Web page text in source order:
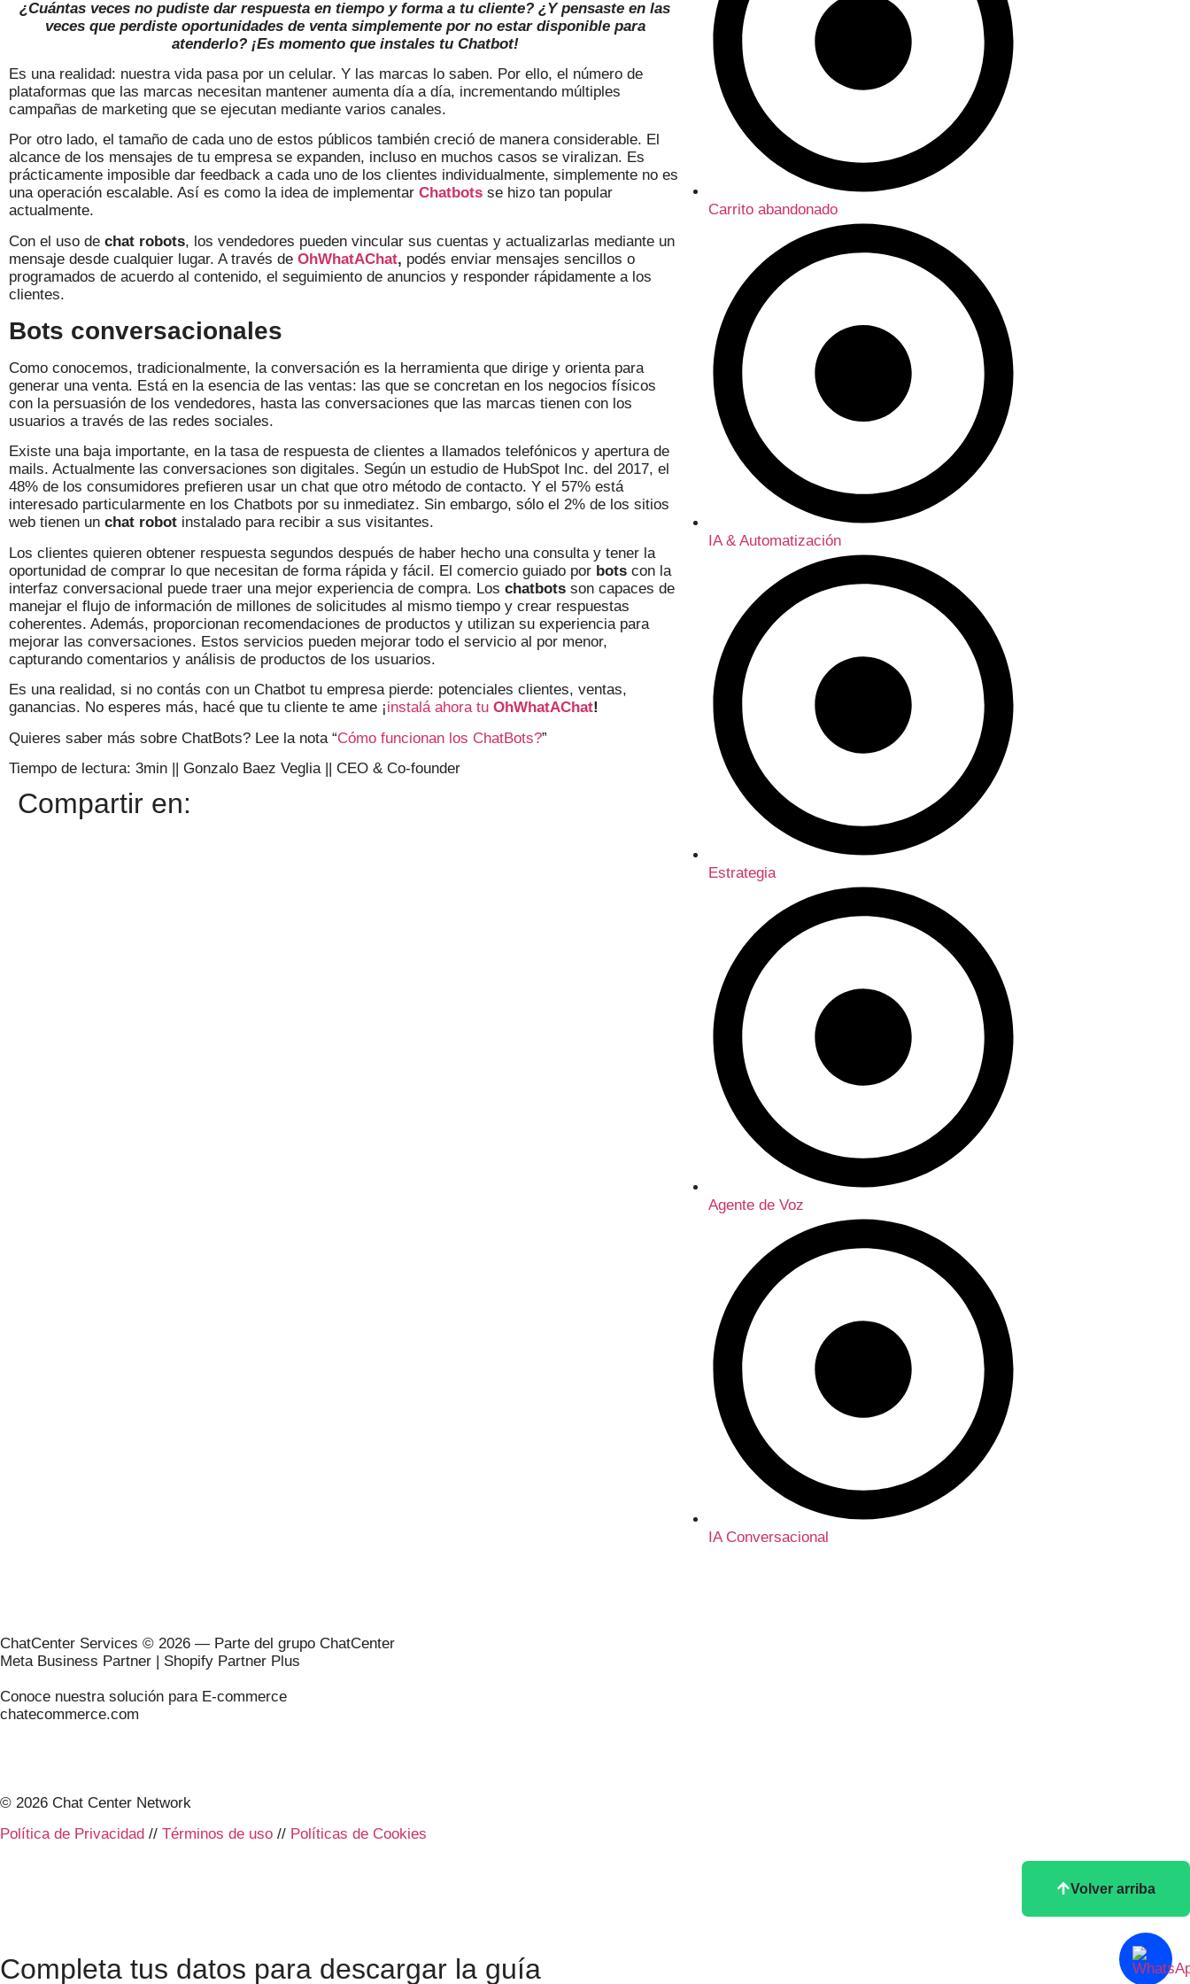
¿Cuántas veces no pudiste dar respuesta en tiempo y forma a tu cliente? ¿Y pensaste en las
veces que perdiste oportunidades de venta simplemente por no estar disponible para
atenderlo? ¡Es momento que instales tu Chatbot!
Es una realidad: nuestra vida pasa por un celular. Y las marcas lo saben. Por ello, el número de
plataformas que las marcas necesitan mantener aumenta día a día, incrementando múltiples
campañas de marketing que se ejecutan mediante varios canales.
Por otro lado, el tamaño de cada uno de estos públicos también creció de manera considerable. El
alcance de los mensajes de tu empresa se expanden, incluso en muchos casos se viralizan. Es
prácticamente imposible dar feedback a cada uno de los clientes individualmente, simplemente no es
una operación escalable. Así es como la idea de implementar Chatbots se hizo tan popular
actualmente.
Con el uso de chat robots, los vendedores pueden vincular sus cuentas y actualizarlas mediante un
mensaje desde cualquier lugar. A través de OhWhatAChat, podés enviar mensajes sencillos o
programados de acuerdo al contenido, el seguimiento de anuncios y responder rápidamente a los
clientes.
Bots conversacionales
Como conocemos, tradicionalmente, la conversación es la herramienta que dirige y orienta para
generar una venta. Está en la esencia de las ventas: las que se concretan en los negocios físicos
con la persuasión de los vendedores, hasta las conversaciones que las marcas tienen con los
usuarios a través de las redes sociales.
Existe una baja importante, en la tasa de respuesta de clientes a llamados telefónicos y apertura de
mails. Actualmente las conversaciones son digitales. Según un estudio de HubSpot Inc. del 2017, el
48% de los consumidores prefieren usar un chat que otro método de contacto. Y el 57% está
interesado particularmente en los Chatbots por su inmediatez. Sin embargo, sólo el 2% de los sitios
web tienen un chat robot instalado para recibir a sus visitantes.
Los clientes quieren obtener respuesta segundos después de haber hecho una consulta y tener la
oportunidad de comprar lo que necesitan de forma rápida y fácil. El comercio guiado por bots con la
interfaz conversacional puede traer una mejor experiencia de compra. Los chatbots son capaces de
manejar el flujo de información de millones de solicitudes al mismo tiempo y crear respuestas
coherentes. Además, proporcionan recomendaciones de productos y utilizan su experiencia para
mejorar las conversaciones. Estos servicios pueden mejorar todo el servicio al por menor,
capturando comentarios y análisis de productos de los usuarios.
Es una realidad, si no contás con un Chatbot tu empresa pierde: potenciales clientes, ventas,
ganancias. No esperes más, hacé que tu cliente te ame ¡instalá ahora tu OhWhatAChat!
Quieres saber más sobre ChatBots? Lee la nota “Cómo funcionan los ChatBots?”
Tiempo de lectura: 3min || Gonzalo Baez Veglia || CEO & Co-founder
Compartir en:
Carrito abandonado
IA & Automatización
Estrategia
Agente de Voz
IA Conversacional
ChatCenter Services © 2026 — Parte del grupo ChatCenter
Meta Business Partner | Shopify Partner Plus
Conoce nuestra solución para E-commerce
chatecommerce.com
© 2026 Chat Center Network
Política de Privacidad // Términos de uso // Políticas de Cookies
Volver arriba
Completa tus datos para descargar la guía